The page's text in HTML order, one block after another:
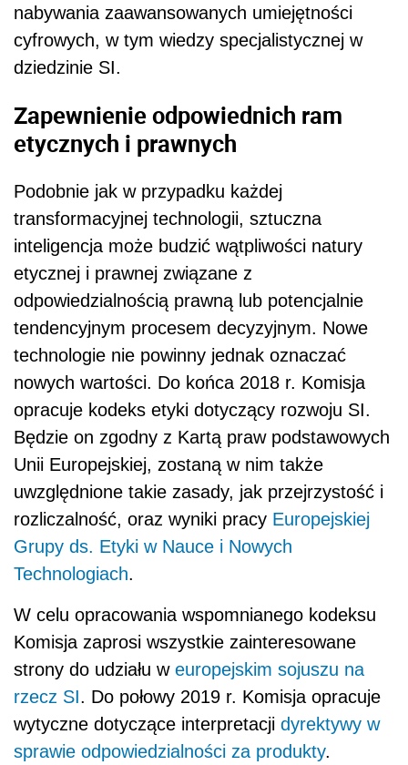
nabywania zaawansowanych umiejętności
cyfrowych, w tym wiedzy specjalistycznej w
dziedzinie SI.
Zapewnienie odpowiednich ram
etycznych i prawnych
Podobnie jak w przypadku każdej
transformacyjnej technologii, sztuczna
inteligencja może budzić wątpliwości natury
etycznej i prawnej związane z
odpowiedzialnością prawną lub potencjalnie
tendencyjnym procesem decyzyjnym. Nowe
technologie nie powinny jednak oznaczać
nowych wartości. Do końca 2018 r. Komisja
opracuje kodeks etyki dotyczący rozwoju SI.
Będzie on zgodny z Kartą praw podstawowych
Unii Europejskiej, zostaną w nim także
uwzględnione takie zasady, jak przejrzystość i
rozliczalność, oraz wyniki pracy Europejskiej
Grupy ds. Etyki w Nauce i Nowych
Technologiach.
W celu opracowania wspomnianego kodeksu
Komisja zaprosi wszystkie zainteresowane
strony do udziału w europejskim sojuszu na
rzecz SI. Do połowy 2019 r. Komisja opracuje
wytyczne dotyczące interpretacji dyrektywy w
sprawie odpowiedzialności za produkty.